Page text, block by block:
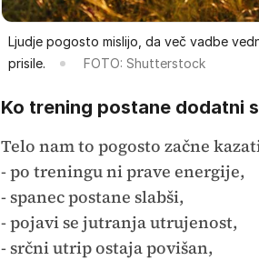
Ljudje pogosto mislijo, da več vadbe
prisile.
FOTO: Shutterstock
Ko trening postane dodatni
Telo nam to pogosto začne
- po treningu ni prave energije,
- spanec postane slabši,
- pojavi se jutranja utrujenost,
- srčni utrip ostaja povišan,